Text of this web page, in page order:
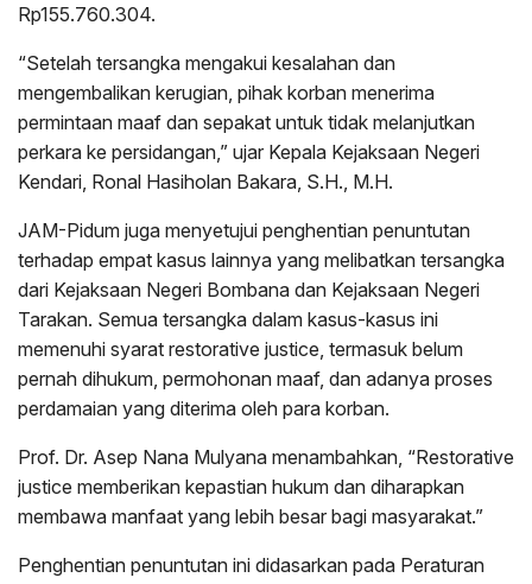
Rp155.760.304.
“Setelah tersangka mengakui kesalahan dan
mengembalikan kerugian, pihak korban menerima
permintaan maaf dan sepakat untuk tidak melanjutkan
perkara ke persidangan,” ujar Kepala Kejaksaan Negeri
Kendari, Ronal Hasiholan Bakara, S.H., M.H.
JAM-Pidum juga menyetujui penghentian penuntutan
terhadap empat kasus lainnya yang melibatkan tersangka
dari Kejaksaan Negeri Bombana dan Kejaksaan Negeri
Tarakan. Semua tersangka dalam kasus-kasus ini
memenuhi syarat restorative justice, termasuk belum
pernah dihukum, permohonan maaf, dan adanya proses
perdamaian yang diterima oleh para korban.
Prof. Dr. Asep Nana Mulyana menambahkan, “Restorative
justice memberikan kepastian hukum dan diharapkan
membawa manfaat yang lebih besar bagi masyarakat.”
Penghentian penuntutan ini didasarkan pada Peraturan